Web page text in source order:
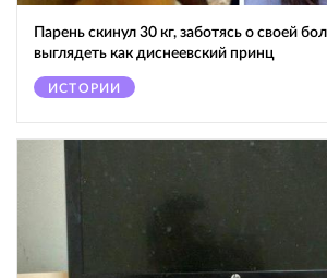
Парень скинул 30 кг, заботясь о своей
выглядеть как диснеевский принц
ИСТОРИИ